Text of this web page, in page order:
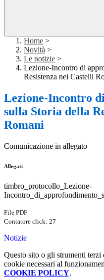
Home >
Novità >
Le notizie >
Lezione-Incontro di
Resistenza nei Castelli
Lezione-Incontro
sulla Storia della
Romani
Comunicazione in allegato
Allegati
timbro_protocollo_Lezione-
File PDF
Contatore click: 27
Notizie
Questo sito o gli strumenti
cookie necessari al
COOKIE POLICY.